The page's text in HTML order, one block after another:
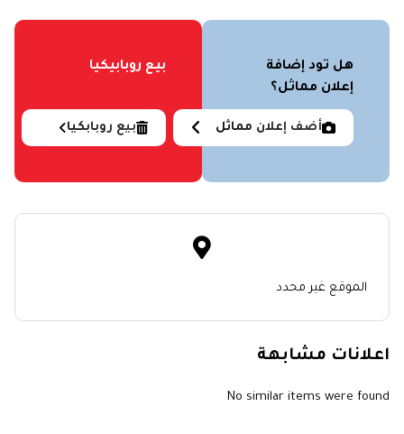
هل تود إضافة
إعلان مماثل؟
أضف إعلان مماثل
بيع روبابيكيا
بيع روبابكيا
الموقع غير محدد
اعلانات مشابهة
No similar items were found